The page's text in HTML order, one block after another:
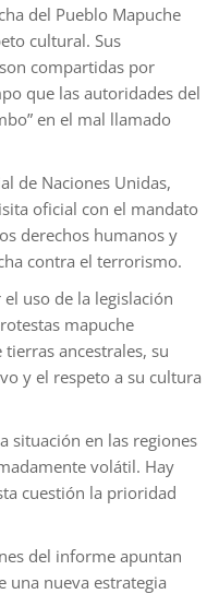
del Pueblo Mapuche
cultural. Sus
compartidas por
que las autoridades del
en el mal llamado
de Naciones Unidas,
oficial con el mandato
derechos humanos y
contra el terrorismo.
uso de la legislación
mapuche
ancestrales, su
y el respeto a su cultura
situación en las regiones
volátil. Hay
cuestión la prioridad
del informe apuntan
una nueva estrategia